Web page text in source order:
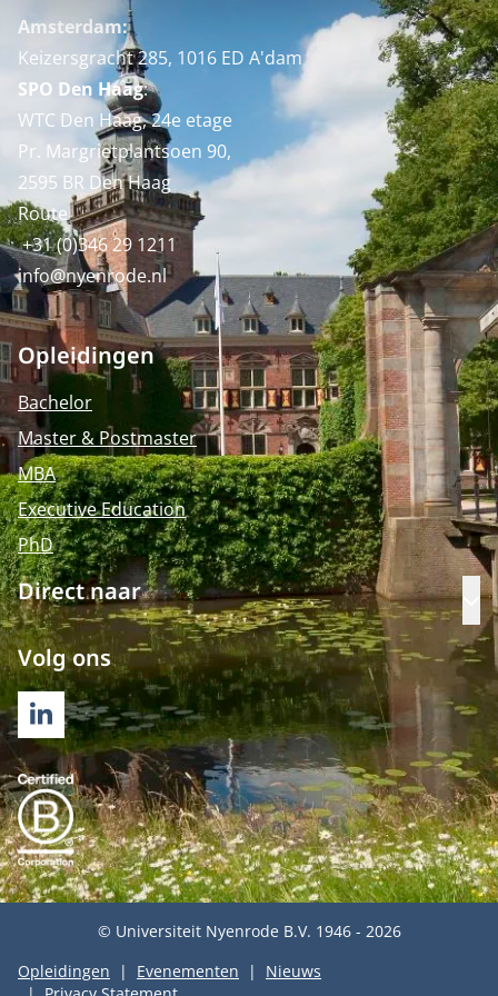
Amsterdam:
Keizersgracht 285, 1016 ED A'dam
SPO Den Haag:
WTC Den Haag, 24e etage
Pr. Margrietplantsoen 90,
2595 BR Den Haag
Route
+31 (0)346 29 1211
info@nyenrode.nl
Opleidingen
Bachelor
Master & Postmaster
MBA
Executive Education
PhD
Direct naar
Volg ons
LINKEDIN
© Universiteit Nyenrode B.V. 1946 - 2026
Opleidingen
Evenementen
Nieuws